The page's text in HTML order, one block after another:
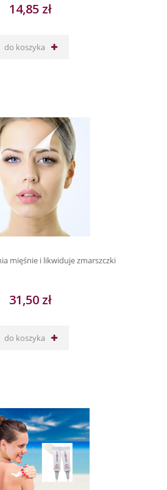
14,85 zł
do koszyka
mięśnie i likwiduje zmarszczki
31,50 zł
do koszyka